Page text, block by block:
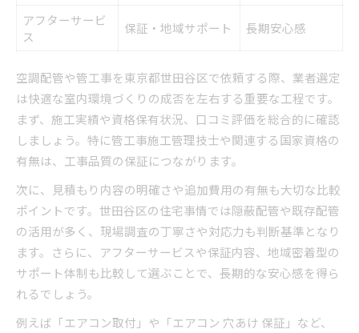
アフターサービ
ス
保証・地域サポート 長期安心感
空調配管や管工事を東京都世田谷区で依頼する際、業者選定
は快適な室内環境づくりの成否を左右する重要な工程です。
まず、施工実績や資格保有状況、口コミ評価を総合的に確認
しましょう。特に管工事施工管理技士や関連する国家資格の
有無は、工事品質の保証につながります。
次に、見積もり内容の明確さや追加費用の有無も大切な比較
ポイントです。世田谷区の住宅事情では隠蔽配管や既存配管
の活用が多く、現場調査の丁寧さや対応力も判断基準となり
ます。さらに、アフターサービスや保証内容、地域密着型の
サポート体制も比較して選ぶことで、長期的な安心感を得ら
れるでしょう。
例えば「エアコン取付」や「エアコン 穴あけ 保証」など、